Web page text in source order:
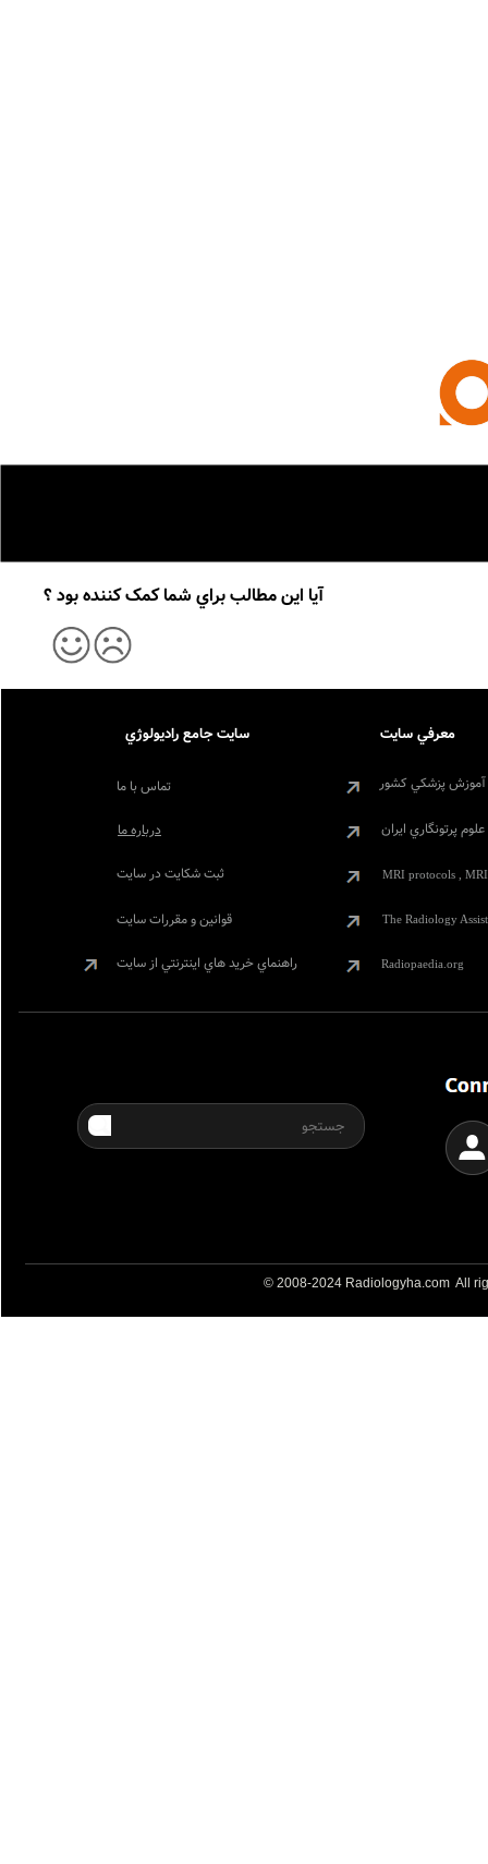
تماس با ما
ثبت شکايت در سايت
قوانين و مقررات سايت
راهنماي خريد هاي اينترنتي از سايت
سايت جامع راديولوژي معرفي سايت
پزشکي کشور
پرتونگاري ايران درباره ما
© 2008-2024 Radiologyha.com All
MRI protocols ,
The Radiology
Radiopaedia.org
آيا اين مطالب براي شما کمک کننده بود ؟